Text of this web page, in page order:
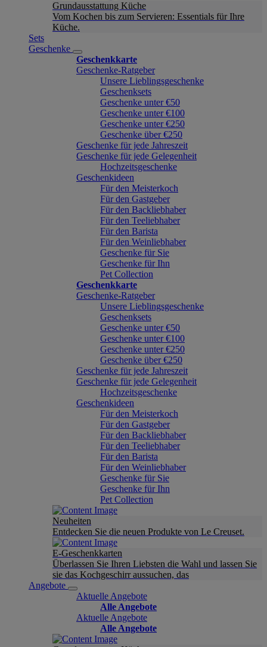
Grundausstattung Küche
Vom Kochen bis zum Servieren: Essentials für Ihre
Küche.
Sets
Geschenke
Geschenkkarte
Geschenke-Ratgeber
Unsere Lieblingsgeschenke
Geschenksets
Geschenke unter €50
Geschenke unter €100
Geschenke unter €250
Geschenke über €250
Geschenke für jede Jahreszeit
Geschenke für jede Gelegenheit
Hochzeitsgeschenke
Geschenkideen
Für den Meisterkoch
Für den Gastgeber
Für den Backliebhaber
Für den Teeliebhaber
Für den Barista
Für den Weinliebhaber
Geschenke für Sie
Geschenke für Ihn
Pet Collection
Geschenkkarte
Geschenke-Ratgeber
Unsere Lieblingsgeschenke
Geschenksets
Geschenke unter €50
Geschenke unter €100
Geschenke unter €250
Geschenke über €250
Geschenke für jede Jahreszeit
Geschenke für jede Gelegenheit
Hochzeitsgeschenke
Geschenkideen
Für den Meisterkoch
Für den Gastgeber
Für den Backliebhaber
Für den Teeliebhaber
Für den Barista
Für den Weinliebhaber
Geschenke für Sie
Geschenke für Ihn
Pet Collection
Neuheiten
Entdecken Sie die neuen Produkte von Le Creuset.
E-Geschenkkarten
Überlassen Sie Ihren Liebsten die Wahl und lassen Sie
sie das Kochgeschirr aussuchen, das
Angebote
Aktuelle Angebote
Alle Angebote
Aktuelle Angebote
Alle Angebote